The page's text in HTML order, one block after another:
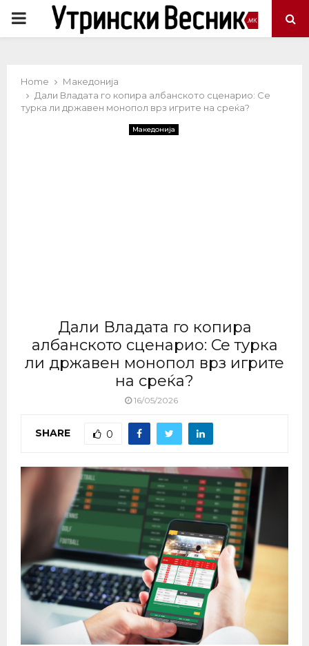
PRIMARY
Home
Македонија
Дали Владата го копира албанското сценарио: Се
турка ли државен монопол врз игрите на среќа?
Македонија
Дали Владата го копира
албанското сценарио: Се турка
ли државен монопол врз игрите
на среќа?
16/05/2026
SHARE 0